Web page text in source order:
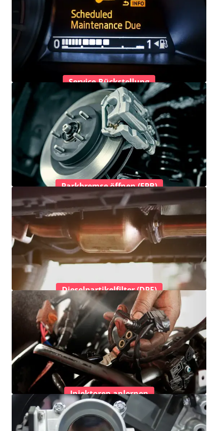
Service-Rückstellung
Parkbremse öffnen (EPB)
Dieselpartikelfilter (DPF)
Injektoren anlernen